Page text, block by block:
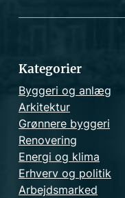
Kategorier
Byggeri og anlæg
Arkitektur
Grønnere byggeri
Renovering
Energi og klima
Erhverv og politik
Arbejdsmarked